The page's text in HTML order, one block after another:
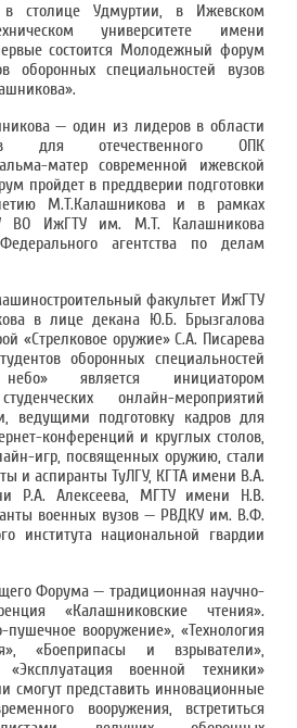
столице Удмуртии, в Ижевском
университете имени
состоится Молодежный форум
оборонных специальностей вузов
— один из лидеров в области
для отечественного ОПК
матер современной ижевской
пройдет в преддверии подготовки
М.Т.Калашникова и в рамках
ВО ИжГТУ им. М.Т. Калашникова
агентства по делам
факультет ИжГТУ
в лице декана Ю.Б. Брызгалова
«Стрелковое оружие» С.А. Писарева
оборонных специальностей
является инициатором
онлайн-мероприятий
ведущими подготовку кадров для
конференций и круглых столов,
игр, посвященных оружию, стали
и аспиранты ТуЛГУ, КГТА имени В.А.
Р.А. Алексеева, МГТУ имени Н.В.
военных вузов — РВДКУ им. В.Ф.
института национальной гвардии
Форума — традиционная научно-
«Калашниковские чтения».
пушечное вооружение», «Технология
«Боеприпасы и взрыватели»,
«Эксплуатация военной техники»
смогут представить инновационные
вооружения, встретиться